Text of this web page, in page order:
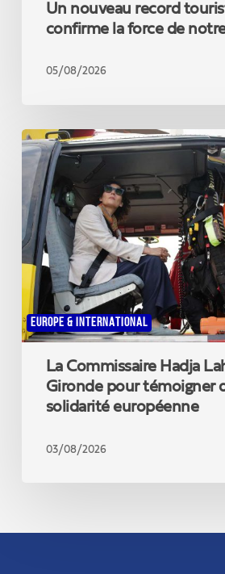
Un nouveau record
confirme la force de
05/08/2026
EUROPE & INTERNATIONAL
La
Commissaire
Hadja
Lahbib
en
Gironde
pour
témoigner
de
solidarité
européenne
La Commissaire Hadja
Gironde pour témoigner
solidarité européenne
03/08/2026